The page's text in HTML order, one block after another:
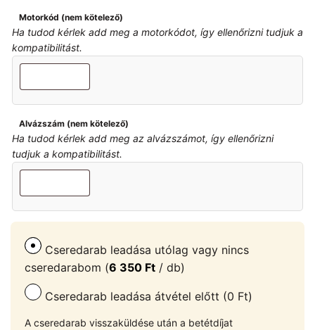
Motorkód (nem kötelező)
Ha tudod kérlek add meg a motorkódot, így ellenőrizni tudjuk a
kompatibilitást.
Alvázszám (nem kötelező)
Ha tudod kérlek add meg az alvázszámot, így ellenőrizni
tudjuk a kompatibilitást.
Cseredarab leadása utólag vagy nincs
cseredarabom (6 350 Ft / db)
Cseredarab leadása átvétel előtt (0 Ft)
A cseredarab visszaküldése után a betétdíjat